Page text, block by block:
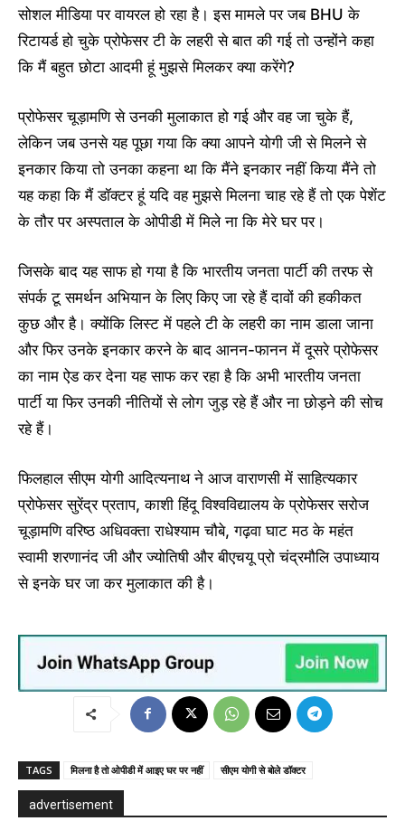
सोशल मीडिया पर वायरल हो रहा है। इस मामले पर जब BHU के
रिटायर्ड हो चुके प्रोफेसर टी के लहरी से बात की गई तो उन्होंने कहा
कि मैं बहुत छोटा आदमी हूं मुझसे मिलकर क्या करेंगे?
प्रोफेसर चूड़ामणि से उनकी मुलाकात हो गई और वह जा चुके हैं,
लेकिन जब उनसे यह पूछा गया कि क्या आपने योगी जी से मिलने से
इनकार किया तो उनका कहना था कि मैंने इनकार नहीं किया मैंने तो
यह कहा कि मैं डॉक्टर हूं यदि वह मुझसे मिलना चाह रहे हैं तो एक पेशेंट
के तौर पर अस्पताल के ओपीडी में मिले ना कि मेरे घर पर।
जिसके बाद यह साफ हो गया है कि भारतीय जनता पार्टी की तरफ से
संपर्क टू समर्थन अभियान के लिए किए जा रहे हैं दावों की हकीकत
कुछ और है। क्योंकि लिस्ट में पहले टी के लहरी का नाम डाला जाना
और फिर उनके इनकार करने के बाद आनन-फानन में दूसरे प्रोफेसर
का नाम ऐड कर देना यह साफ कर रहा है कि अभी भारतीय जनता
पार्टी या फिर उनकी नीतियों से लोग जुड़ रहे हैं और ना छोड़ने की सोच
रहे हैं।
फिलहाल सीएम योगी आदित्यनाथ ने आज वाराणसी में साहित्यकार
प्रोफेसर सुरेंद्र प्रताप, काशी हिंदू विश्वविद्यालय के प्रोफेसर सरोज
चूड़ामणि वरिष्ठ अधिवक्ता राधेश्याम चौबे, गढ़वा घाट मठ के महंत
स्वामी शरणानंद जी और ज्योतिषी और बीएचयू प्रो चंद्रमौलि उपाध्याय
से इनके घर जा कर मुलाकात की है।
TAGS मिलना है तो ओपीडी में आइए घर पर नहीं सीएम योगी से बोले डॉक्टर
advertisement